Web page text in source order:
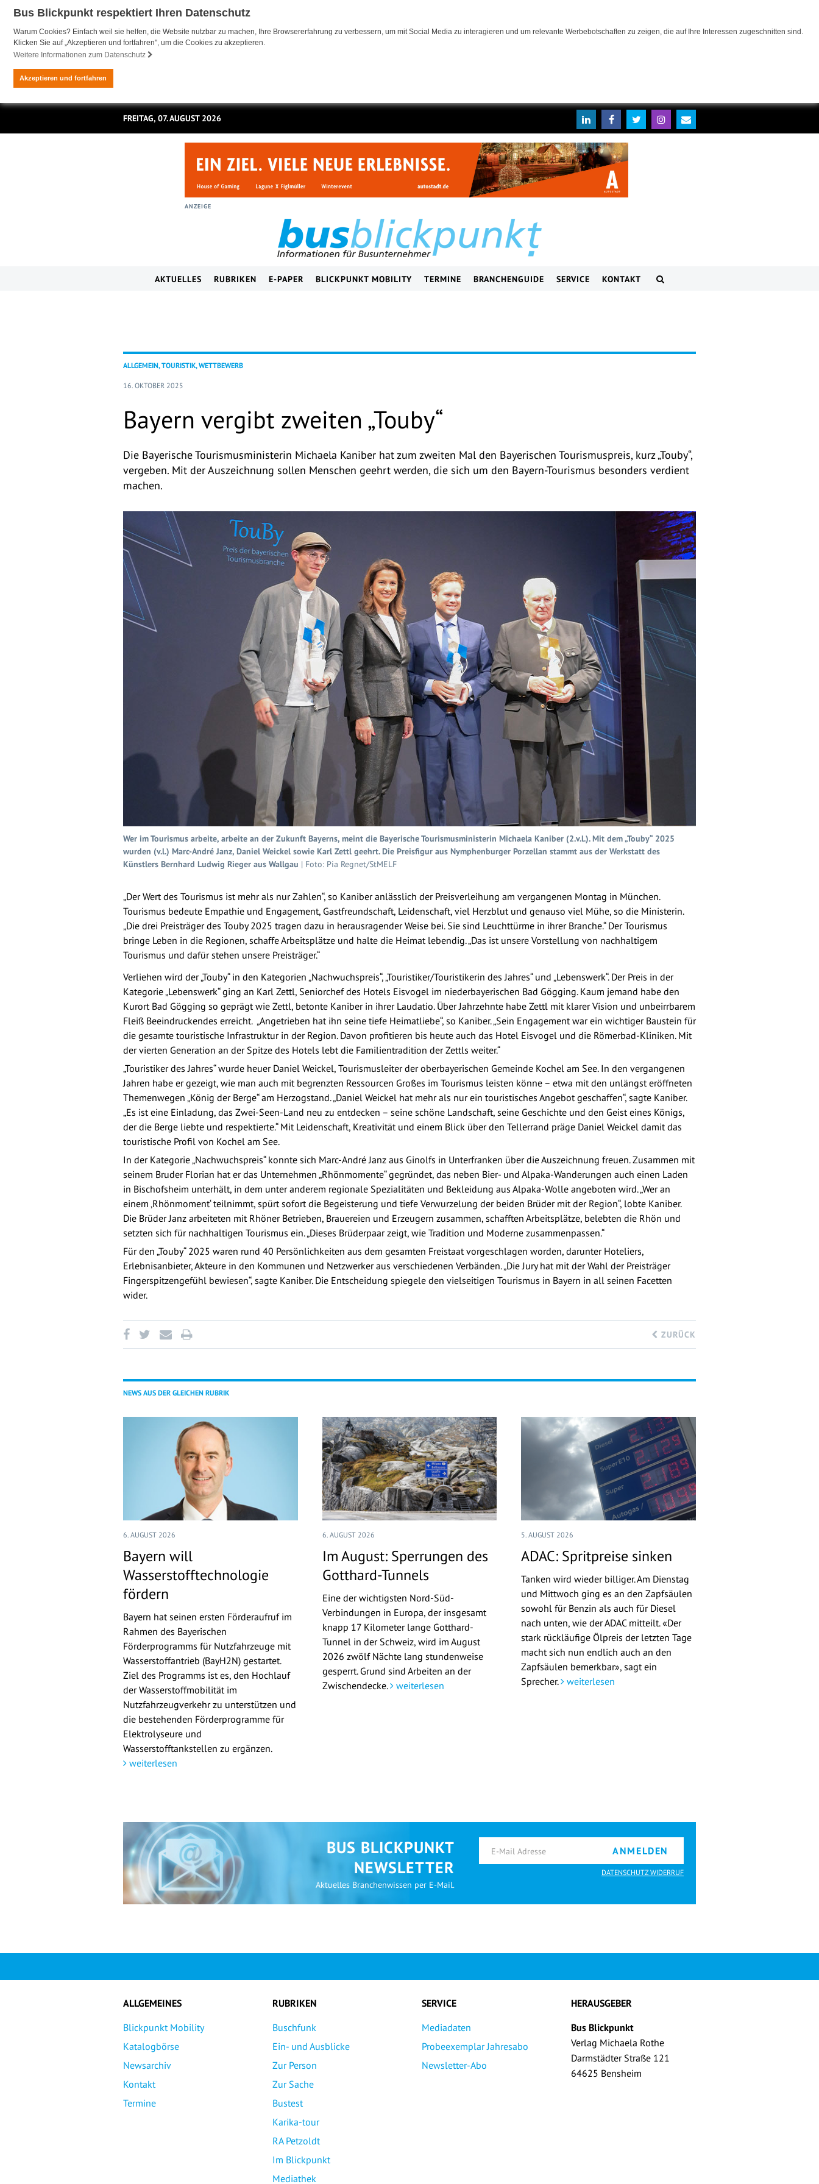
Bus Blickpunkt respektiert Ihren Datenschutz
Warum Cookies? Einfach weil sie helfen, die Website nutzbar zu machen, Ihre Browsererfahrung zu verbessern, um mit Social Media zu interagieren und um relevante Werbebotschaften zu zeigen, die auf Ihre Interessen zugeschnitten sind.
Klicken Sie auf „Akzeptieren und fortfahren", um die Cookies zu akzeptieren.
Weitere Informationen zum Datenschutz
Akzeptieren und fortfahren
FREITAG, 07. AUGUST 2026
ANZEIGE
AKTUELLES RUBRIKEN E-PAPER BLICKPUNKT MOBILITY TERMINE BRANCHENGUIDE SERVICE KONTAKT
ALLGEMEIN, TOURISTIK, WETTBEWERB
16. OKTOBER 2025
Bayern vergibt zweiten „Touby“
Die Bayerische Tourismusministerin Michaela Kaniber hat zum zweiten Mal den Bayerischen Tourismuspreis, kurz „Touby“,
vergeben. Mit der Auszeichnung sollen Menschen geehrt werden, die sich um den Bayern-Tourismus besonders verdient
machen.
Wer im Tourismus arbeite, arbeite an der Zukunft Bayerns, meint die Bayerische Tourismusministerin Michaela Kaniber (2.v.l.). Mit dem „Touby“ 2025
wurden (v.l.) Marc-André Janz, Daniel Weickel sowie Karl Zettl geehrt. Die Preisfigur aus Nymphenburger Porzellan stammt aus der Werkstatt des
Künstlers Bernhard Ludwig Rieger aus Wallgau | Foto: Pia Regnet/StMELF
„Der Wert des Tourismus ist mehr als nur Zahlen“, so Kaniber anlässlich der Preisverleihung am vergangenen Montag in München.
Tourismus bedeute Empathie und Engagement, Gastfreundschaft, Leidenschaft, viel Herzblut und genauso viel Mühe, so die Ministerin.
„Die drei Preisträger des Touby 2025 tragen dazu in herausragender Weise bei. Sie sind Leuchttürme in ihrer Branche.“ Der Tourismus
bringe Leben in die Regionen, schaffe Arbeitsplätze und halte die Heimat lebendig. „Das ist unsere Vorstellung von nachhaltigem
Tourismus und dafür stehen unsere Preisträger.“
Verliehen wird der „Touby“ in den Kategorien „Nachwuchspreis“, „Touristiker/Touristikerin des Jahres“ und „Lebenswerk“. Der Preis in der
Kategorie „Lebenswerk“ ging an Karl Zettl, Seniorchef des Hotels Eisvogel im niederbayerischen Bad Gögging. Kaum jemand habe den
Kurort Bad Gögging so geprägt wie Zettl, betonte Kaniber in ihrer Laudatio. Über Jahrzehnte habe Zettl mit klarer Vision und unbeirrbarem
Fleiß Beeindruckendes erreicht. „Angetrieben hat ihn seine tiefe Heimatliebe“, so Kaniber. „Sein Engagement war ein wichtiger Baustein für
die gesamte touristische Infrastruktur in der Region. Davon profitieren bis heute auch das Hotel Eisvogel und die Römerbad-Kliniken. Mit
der vierten Generation an der Spitze des Hotels lebt die Familientradition der Zettls weiter.“
„Touristiker des Jahres“ wurde heuer Daniel Weickel, Tourismusleiter der oberbayerischen Gemeinde Kochel am See. In den vergangenen
Jahren habe er gezeigt, wie man auch mit begrenzten Ressourcen Großes im Tourismus leisten könne – etwa mit den unlängst eröffneten
Themenwegen „König der Berge“ am Herzogstand. „Daniel Weickel hat mehr als nur ein touristisches Angebot geschaffen“, sagte Kaniber.
„Es ist eine Einladung, das Zwei-Seen-Land neu zu entdecken – seine schöne Landschaft, seine Geschichte und den Geist eines Königs,
der die Berge liebte und respektierte.“ Mit Leidenschaft, Kreativität und einem Blick über den Tellerrand präge Daniel Weickel damit das
touristische Profil von Kochel am See.
In der Kategorie „Nachwuchspreis“ konnte sich Marc-André Janz aus Ginolfs in Unterfranken über die Auszeichnung freuen. Zusammen mit
seinem Bruder Florian hat er das Unternehmen „Rhönmomente“ gegründet, das neben Bier- und Alpaka-Wanderungen auch einen Laden
in Bischofsheim unterhält, in dem unter anderem regionale Spezialitäten und Bekleidung aus Alpaka-Wolle angeboten wird. „Wer an
einem ‚Rhönmoment‘ teilnimmt, spürt sofort die Begeisterung und tiefe Verwurzelung der beiden Brüder mit der Region“, lobte Kaniber.
Die Brüder Janz arbeiteten mit Rhöner Betrieben, Brauereien und Erzeugern zusammen, schafften Arbeitsplätze, belebten die Rhön und
setzten sich für nachhaltigen Tourismus ein. „Dieses Brüderpaar zeigt, wie Tradition und Moderne zusammenpassen.“
Für den „Touby“ 2025 waren rund 40 Persönlichkeiten aus dem gesamten Freistaat vorgeschlagen worden, darunter Hoteliers,
Erlebnisanbieter, Akteure in den Kommunen und Netzwerker aus verschiedenen Verbänden. „Die Jury hat mit der Wahl der Preisträger
Fingerspitzengefühl bewiesen“, sagte Kaniber. Die Entscheidung spiegele den vielseitigen Tourismus in Bayern in all seinen Facetten
wider.
ZURÜCK
NEWS AUS DER GLEICHEN RUBRIK
6. AUGUST 2026
Bayern will
Wasserstofftechnologie
fördern
Bayern hat seinen ersten Förderaufruf im
Rahmen des Bayerischen
Förderprogramms für Nutzfahrzeuge mit
Wasserstoffantrieb (BayH2N) gestartet.
Ziel des Programms ist es, den Hochlauf
der Wasserstoffmobilität im
Nutzfahrzeugverkehr zu unterstützen und
die bestehenden Förderprogramme für
Elektrolyseure und
Wasserstofftankstellen zu ergänzen.
weiterlesen
6. AUGUST 2026
Im August: Sperrungen des
Gotthard-Tunnels
Eine der wichtigsten Nord-Süd-
Verbindungen in Europa, der insgesamt
knapp 17 Kilometer lange Gotthard-
Tunnel in der Schweiz, wird im August
2026 zwölf Nächte lang stundenweise
gesperrt. Grund sind Arbeiten an der
Zwischendecke. weiterlesen
5. AUGUST 2026
ADAC: Spritpreise sinken
Tanken wird wieder billiger. Am Dienstag
und Mittwoch ging es an den Zapfsäulen
sowohl für Benzin als auch für Diesel
nach unten, wie der ADAC mitteilt. «Der
stark rückläufige Ölpreis der letzten Tage
macht sich nun endlich auch an den
Zapfsäulen bemerkbar», sagt ein
Sprecher. weiterlesen
BUS BLICKPUNKT
NEWSLETTER
Aktuelles Branchenwissen per E-Mail.
ANMELDEN
DATENSCHUTZ WIDERRUF
ALLGEMEINES
Blickpunkt Mobility
Katalogbörse
Newsarchiv
Kontakt
Termine
RUBRIKEN
Buschfunk
Ein- und Ausblicke
Zur Person
Zur Sache
Bustest
Karika-tour
RA Petzoldt
Im Blickpunkt
Mediathek
SERVICE
Mediadaten
Probeexemplar Jahresabo
Newsletter-Abo
HERAUSGEBER
Bus Blickpunkt
Verlag Michaela Rothe
Darmstädter Straße 121
64625 Bensheim